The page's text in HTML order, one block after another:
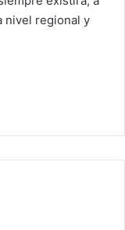
nivel regional y